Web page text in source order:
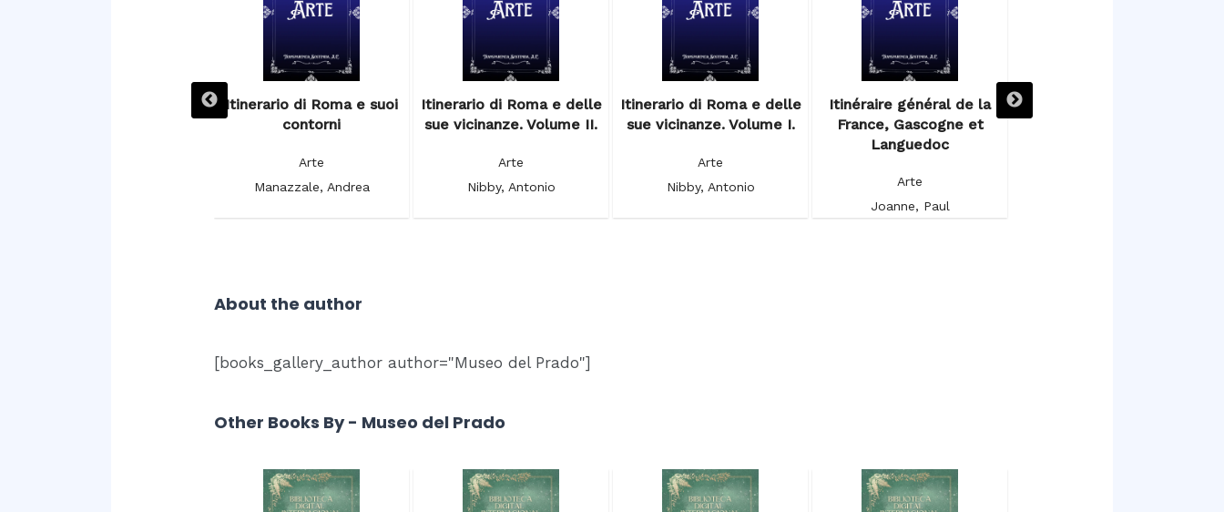
artistique et monumentale,
Itinerario di Roma e suoi
contorni
Arte
Manazzale, Andrea
Itinerario di Roma e delle
sue vicinanze. Volume II.
Arte
Nibby, Antonio
Itinerario di Roma e delle
sue vicinanze. Volume I.
Arte
Nibby, Antonio
Itinéraire général de la
France, Gascogne et
Languedoc
Arte
Joanne, Paul
historique et artistique de
About the author
[books_gallery_author author="Museo del Prado"]
Other Books By - Museo del Prado